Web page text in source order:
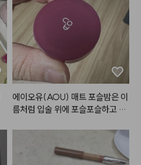
에이오유(AOU) 매트 포슬밤은 이
름처럼 입술 위에 포슬포슬하고 부
일반적인 건조하고 뻑뻑한 매트 립
과 달리, 밤 타입으로 부드럽게 발